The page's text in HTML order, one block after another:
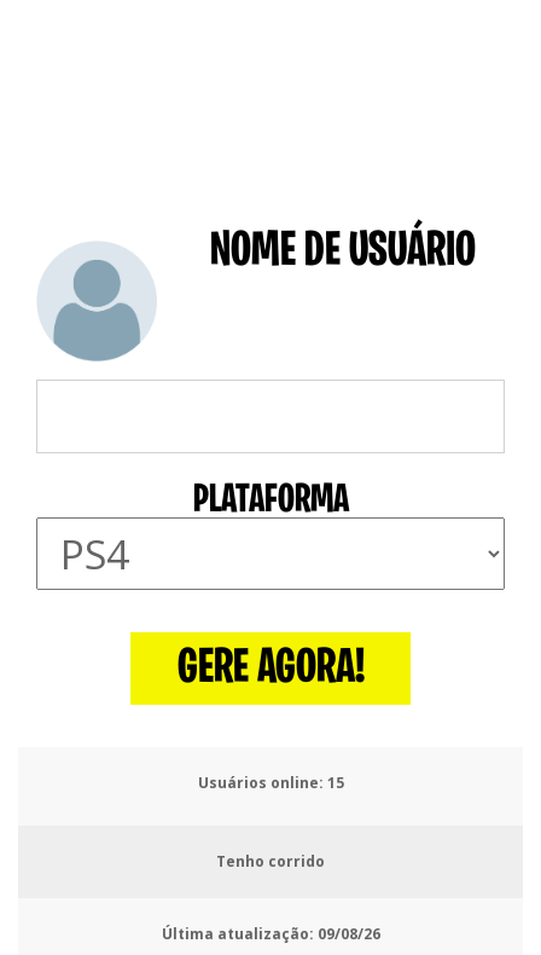
NOME DE USUÁRIO
PLATAFORMA
GERE AGORA!
Usuários online: 18
Tenho corrido
Última atualização: 09/08/26